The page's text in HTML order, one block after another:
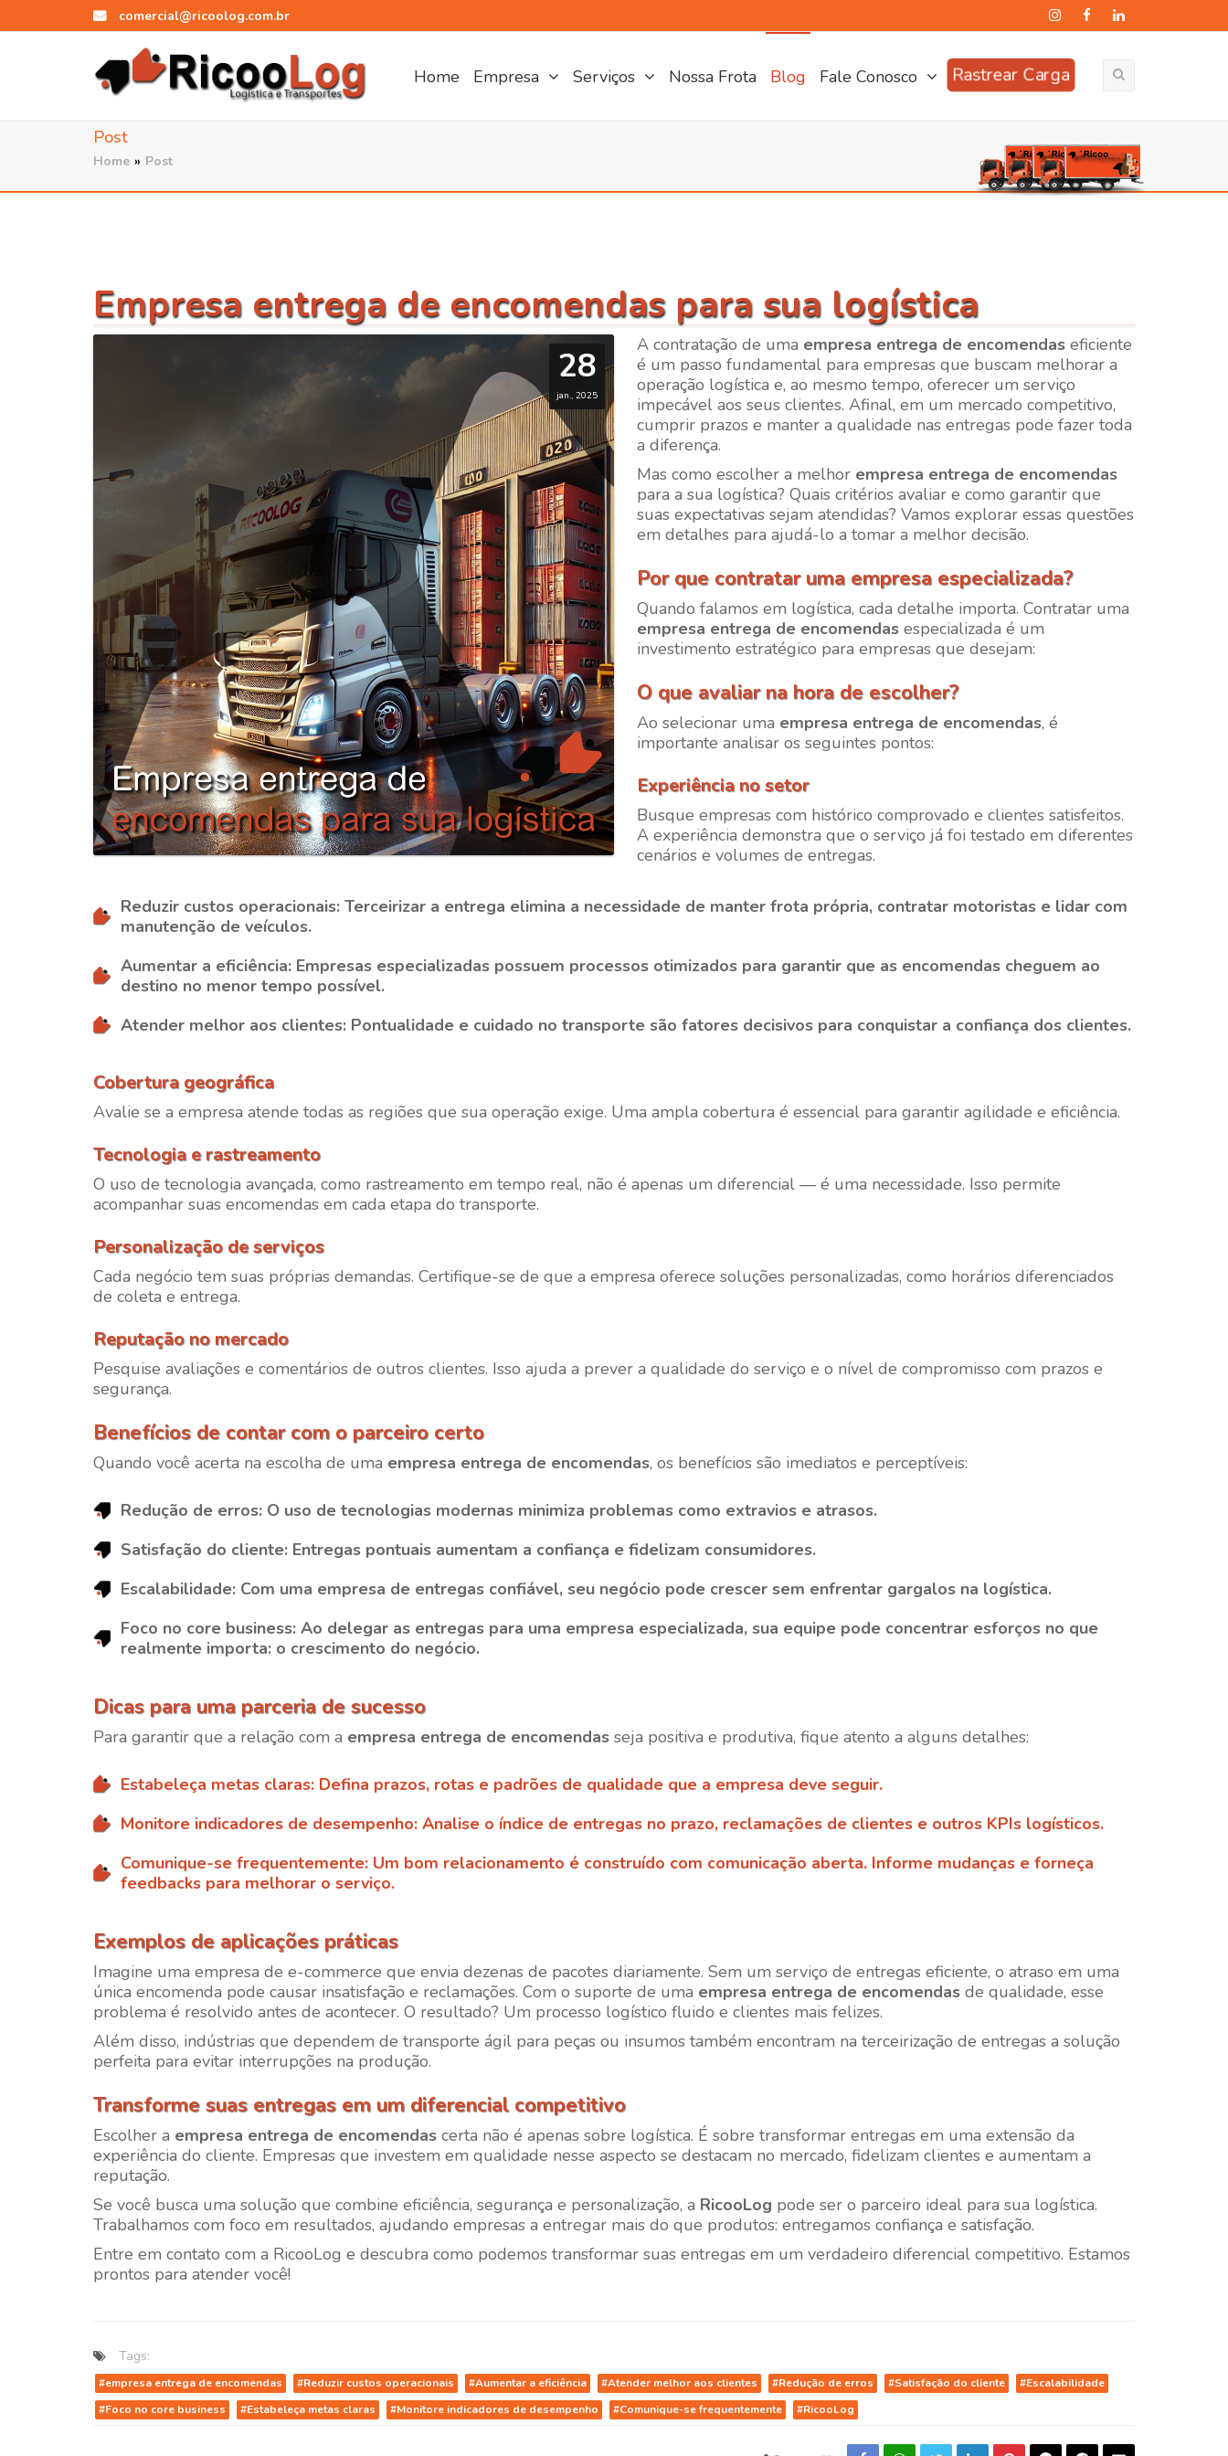
comercial@ricoolog.com.br
Home Empresa Serviços Nossa Frota Blog Fale Conosco Rastrear Carga
Post
Home » Post
Empresa entrega de encomendas para sua logística
28
jan., 2025
A contratação de uma empresa entrega de encomendas eficiente
é um passo fundamental para empresas que buscam melhorar a
operação logística e, ao mesmo tempo, oferecer um serviço
impecável aos seus clientes. Afinal, em um mercado competitivo,
cumprir prazos e manter a qualidade nas entregas pode fazer toda
a diferença.
Mas como escolher a melhor empresa entrega de encomendas
para a sua logística? Quais critérios avaliar e como garantir que
suas expectativas sejam atendidas? Vamos explorar essas questões
em detalhes para ajudá-lo a tomar a melhor decisão.
Por que contratar uma empresa especializada?
Quando falamos em logística, cada detalhe importa. Contratar uma
empresa entrega de encomendas especializada é um
investimento estratégico para empresas que desejam:
Reduzir custos operacionais: Terceirizar a entrega elimina a necessidade de manter frota própria, contratar motoristas e lidar com
manutenção de veículos.
Aumentar a eficiência: Empresas especializadas possuem processos otimizados para garantir que as encomendas cheguem ao
destino no menor tempo possível.
Atender melhor aos clientes: Pontualidade e cuidado no transporte são fatores decisivos para conquistar a confiança dos clientes.
O que avaliar na hora de escolher?
Ao selecionar uma empresa entrega de encomendas, é
importante analisar os seguintes pontos:
Experiência no setor
Busque empresas com histórico comprovado e clientes satisfeitos.
A experiência demonstra que o serviço já foi testado em diferentes
cenários e volumes de entregas.
Cobertura geográfica
Avalie se a empresa atende todas as regiões que sua operação exige. Uma ampla cobertura é essencial para garantir agilidade e eficiência.
Tecnologia e rastreamento
O uso de tecnologia avançada, como rastreamento em tempo real, não é apenas um diferencial — é uma necessidade. Isso permite
acompanhar suas encomendas em cada etapa do transporte.
Personalização de serviços
Cada negócio tem suas próprias demandas. Certifique-se de que a empresa oferece soluções personalizadas, como horários diferenciados
de coleta e entrega.
Reputação no mercado
Pesquise avaliações e comentários de outros clientes. Isso ajuda a prever a qualidade do serviço e o nível de compromisso com prazos e
segurança.
Benefícios de contar com o parceiro certo
Quando você acerta na escolha de uma empresa entrega de encomendas, os benefícios são imediatos e perceptíveis:
Redução de erros: O uso de tecnologias modernas minimiza problemas como extravios e atrasos.
Satisfação do cliente: Entregas pontuais aumentam a confiança e fidelizam consumidores.
Escalabilidade: Com uma empresa de entregas confiável, seu negócio pode crescer sem enfrentar gargalos na logística.
Foco no core business: Ao delegar as entregas para uma empresa especializada, sua equipe pode concentrar esforços no que
realmente importa: o crescimento do negócio.
Dicas para uma parceria de sucesso
Para garantir que a relação com a empresa entrega de encomendas seja positiva e produtiva, fique atento a alguns detalhes:
Estabeleça metas claras: Defina prazos, rotas e padrões de qualidade que a empresa deve seguir.
Monitore indicadores de desempenho: Analise o índice de entregas no prazo, reclamações de clientes e outros KPIs logísticos.
Comunique-se frequentemente: Um bom relacionamento é construído com comunicação aberta. Informe mudanças e forneça
feedbacks para melhorar o serviço.
Exemplos de aplicações práticas
Imagine uma empresa de e-commerce que envia dezenas de pacotes diariamente. Sem um serviço de entregas eficiente, o atraso em uma
única encomenda pode causar insatisfação e reclamações. Com o suporte de uma empresa entrega de encomendas de qualidade, esse
problema é resolvido antes de acontecer. O resultado? Um processo logístico fluido e clientes mais felizes.
Além disso, indústrias que dependem de transporte ágil para peças ou insumos também encontram na terceirização de entregas a solução
perfeita para evitar interrupções na produção.
Transforme suas entregas em um diferencial competitivo
Escolher a empresa entrega de encomendas certa não é apenas sobre logística. É sobre transformar entregas em uma extensão da
experiência do cliente. Empresas que investem em qualidade nesse aspecto se destacam no mercado, fidelizam clientes e aumentam a
reputação.
Se você busca uma solução que combine eficiência, segurança e personalização, a RicooLog pode ser o parceiro ideal para sua logística.
Trabalhamos com foco em resultados, ajudando empresas a entregar mais do que produtos: entregamos confiança e satisfação.
Entre em contato com a RicooLog e descubra como podemos transformar suas entregas em um verdadeiro diferencial competitivo. Estamos
prontos para atender você!
Tags:
#empresa entrega de encomendas #Reduzir custos operacionais #Aumentar a eficiência #Atender melhor aos clientes #Redução de erros #Satisfação do cliente
#Escalabilidade
#Foco no core business
#Estabeleça metas claras #Monitore indicadores de desempenho #Comunique-se frequentemente #RicooLog